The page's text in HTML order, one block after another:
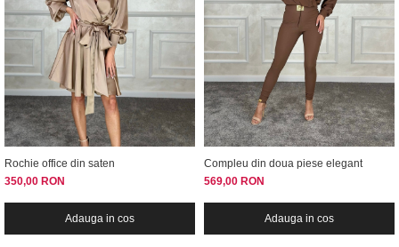
Rochie office din saten
350,00 RON
Adauga in cos
Compleu din doua piese elegant
569,00 RON
Adauga in cos